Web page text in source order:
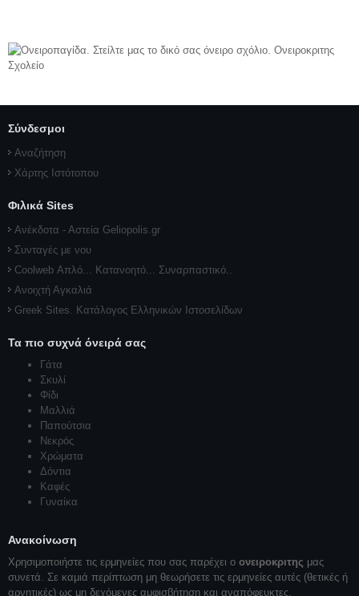
Σύνδεσμοι
Αναζήτηση
Χάρτης Ιστότοπου
Φιλικά Sites
Ανέκδοτα - Αστεία Geliopolis.gr
Συνταγές με νου
Coolweb Απλό... Κατανοητό... Συναρπαστικό..
Ανοιχτή Αγκαλιά
Greek Sites. Κατάλογος Ελληνικών Ιστοσελίδων
Τα πιο συχνά όνειρά σας
Γάτα
Σκυλί
Φίδι
Μαλλιά
Παπούτσια
Νεκρός
Χρώματα
Δόντια
Καφές
Γυναίκα
Ανακοίνωση
Χρησιμοποιήστε τις ερμηνείες που σας παρέχει ο ονειροκριτης μας
συνετά. Σε καμιά περίπτωση μη θεωρήσετε τις ερμηνείες αυτές (θετικές ή
αρνητικές) ως μη δεχόμενες αμφισβήτηση και αναπόφευκτες.